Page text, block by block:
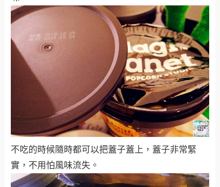
不吃的時候隨時都可以把蓋子蓋上，蓋子非常緊
實，不用怕風味流失。